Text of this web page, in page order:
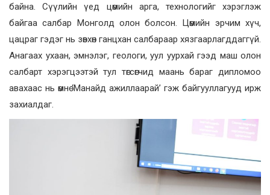
байна. Сүүлийн үед цөмийн арга, технологийг хэрэглэж
байгаа салбар Монголд олон болсон. Цөмийн эрчим хүч,
цацраг гэдэг нь зөвхөн ганцхан салбараар хязгаарлагддаггүй.
Анагаах ухаан, эмнэлэг, геологи, уул уурхай гээд маш олон
салбарт хэрэгцээтэй тул төгсөгчид маань бараг дипломоо
авахаас нь өмнө ‘Манайд ажиллаарай’ гэж байгууллагууд ирж
захиалдаг.